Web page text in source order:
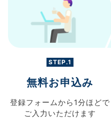
STEP.1
無料お申込み
登録フォームから 1分ほどで
ご入力 いただけます